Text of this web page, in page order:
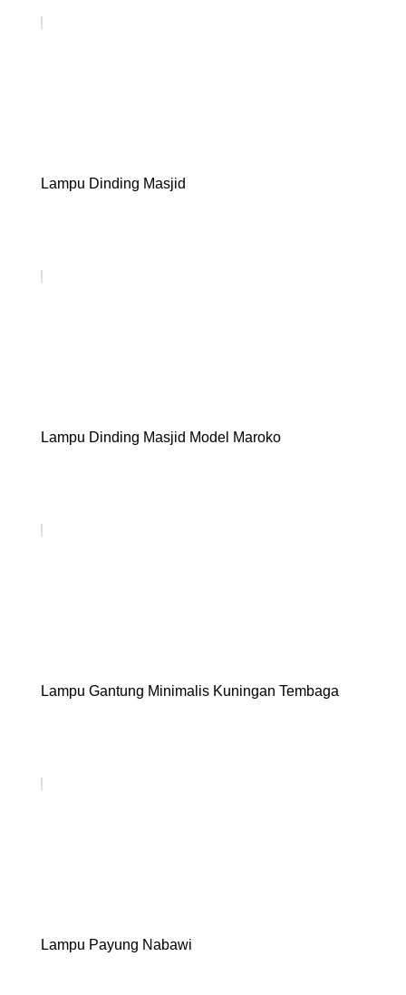
Lampu Dinding Masjid
Lampu Dinding Masjid Model Maroko
Lampu Gantung Minimalis Kuningan Tembaga
Lampu Payung Nabawi